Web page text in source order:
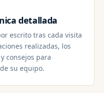
detallada
escrito tras cada visita
realizadas, los
consejos para
su equipo.